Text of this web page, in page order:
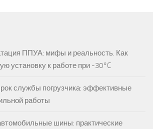
ППУА: мифы и реальность. Как
установку к работе при -30°C
службы погрузчика: эффективные
работы
шины: практические